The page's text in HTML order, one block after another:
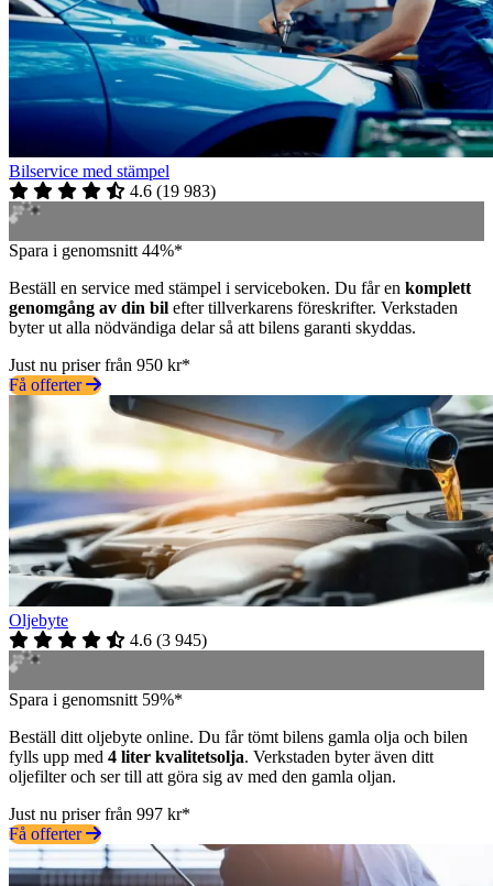
Bilservice med stämpel
4.6 (19 983)
Spara i genomsnitt 44%*
Beställ en service med stämpel i serviceboken. Du får en komplett
genomgång av din bil efter tillverkarens föreskrifter. Verkstaden
byter ut alla nödvändiga delar så att bilens garanti skyddas.
Just nu priser från 950 kr*
Få offerter
Oljebyte
4.6 (3 945)
Spara i genomsnitt 59%*
Beställ ditt oljebyte online. Du får tömt bilens gamla olja och bilen
fylls upp med 4 liter kvalitetsolja. Verkstaden byter även ditt
oljefilter och ser till att göra sig av med den gamla oljan.
Just nu priser från 997 kr*
Få offerter